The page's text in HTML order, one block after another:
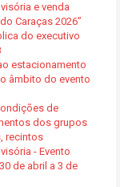
e venda
Caraças 2026”
do executivo
estacionamento
âmbito do evento
de
dos grupos
recintos
- Evento
de abril a 3 de